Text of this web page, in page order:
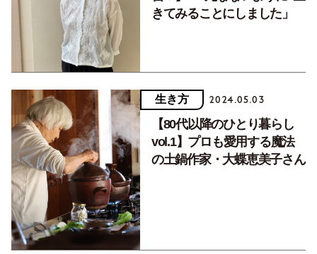
きてみることにしました」
生き方 2024.05.03
【80代以降のひとり暮らし
vol.1】プロも愛用する魔法
の土鍋作家・大蝶恵美子さん